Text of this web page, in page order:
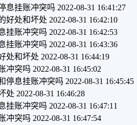
息挂账冲突吗 2022-08-31 16:41:27
好处和坏处 2022-08-31 16:42:10
挂账冲突吗 2022-08-31 16:42:53
挂账冲突吗 2022-08-31 16:43:36
处和坏处 2022-08-31 16:44:19
冲突吗 2022-08-31 16:45:02
停息挂账冲突吗 2022-08-31 16:45:45
处 2022-08-31 16:46:28
挂账冲突吗 2022-08-31 16:47:11
冲突吗 2022-08-31 16:47:54